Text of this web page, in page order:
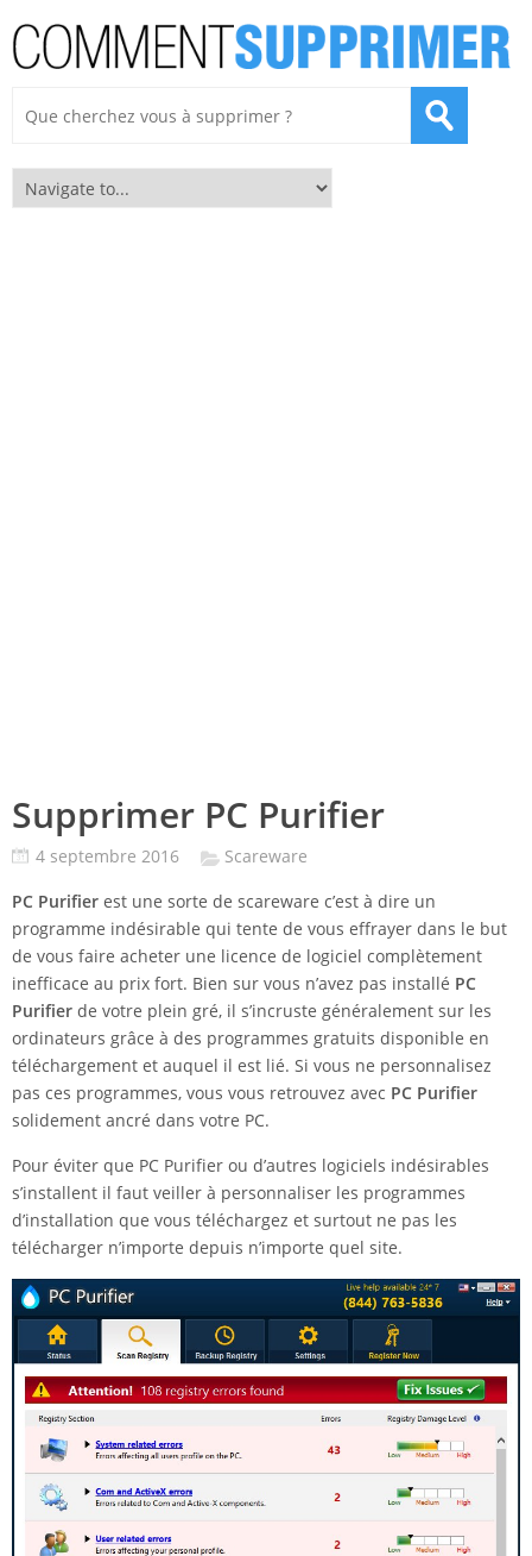
Supprimer PC Purifier
4 septembre 2016
Scareware
PC Purifier est une sorte de scareware c’est à dire un
programme indésirable qui tente de vous effrayer dans le but
de vous faire acheter une licence de logiciel complètement
inefficace au prix fort. Bien sur vous n’avez pas installé PC
Purifier de votre plein gré, il s’incruste généralement sur les
ordinateurs grâce à des programmes gratuits disponible en
téléchargement et auquel il est lié. Si vous ne personnalisez
pas ces programmes, vous vous retrouvez avec PC Purifier
solidement ancré dans votre PC.
Pour éviter que PC Purifier ou d’autres logiciels indésirables
s’installent il faut veiller à personnaliser les programmes
d’installation que vous téléchargez et surtout ne pas les
télécharger n’importe depuis n’importe quel site.